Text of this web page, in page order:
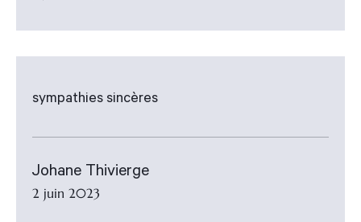
sympathies sincères
Johane Thivierge
2 juin 2023